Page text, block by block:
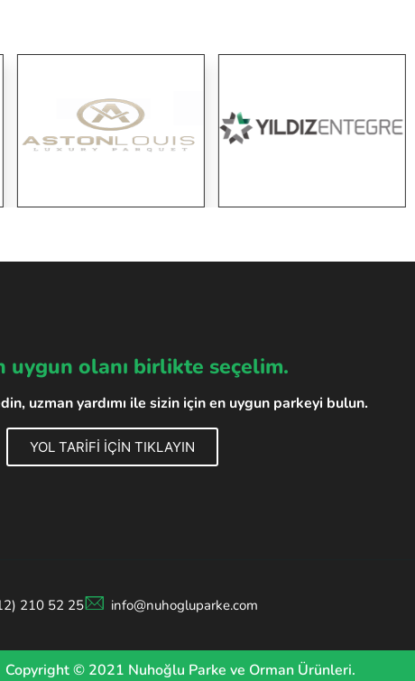
uygun olanı birlikte seçelim.
uzman yardımı ile sizin için en uygun parkeyi bulun.
YOL TARİFİ İÇİN TIKLAYIN
210 52 25 info@nuhogluparke.com
Copyright © 2021 Nuhoğlu Parke ve Orman Ürünleri.